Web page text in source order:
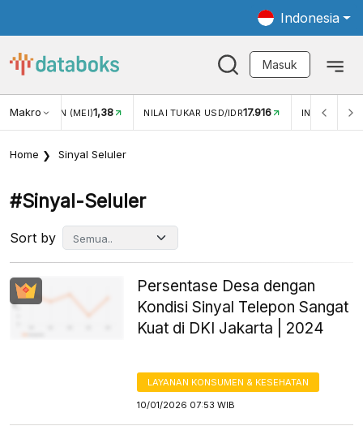
Indonesia
Masuk
Makro
USD/IDR 17.916 INFLASI YOY (JUL)2,88% INFLASI MOM (JUL)
Home Sinyal Seluler
#sinyal-Seluler
Sort by
Persentase Desa dengan
Kondisi Sinyal Telepon Sangat
Kuat di DKI Jakarta | 2024
LAYANAN KONSUMEN & KESEHATAN
10/01/2026 07:53 WIB